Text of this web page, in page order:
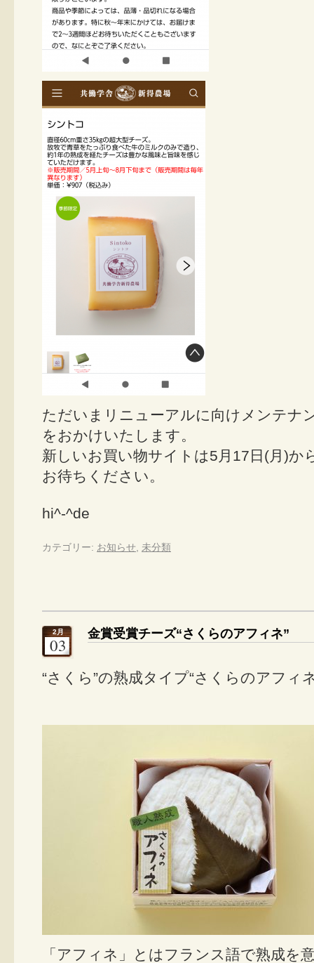
ただいまリニューアルに向けメンテナ
をおかけいたします。
新しいお買い物サイトは5月17日(月)か
お待ちください。
hi^-^de
カテゴリー: お知らせ 未分類
2月
03
金賞受賞チーズ“さくらのアフィネ”
“さくら”の熟成タイプ“さくらのアフィ
「アフィネ」とはフランス語で熟成を